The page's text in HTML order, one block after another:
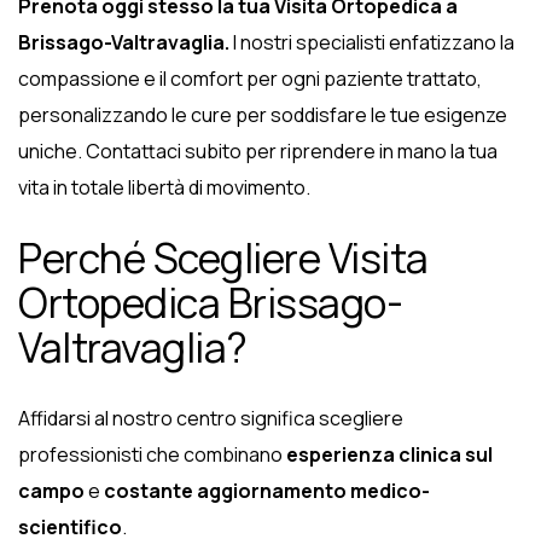
Prenota oggi stesso la tua Visita Ortopedica a
Brissago-Valtravaglia.I nostri specialisti enfatizzano la
compassione e il comfort per ogni paziente trattato,
personalizzando le cure per soddisfare le tue esigenze
uniche. Contattaci subito per riprendere in mano la tua
vita in totale libertà di movimento.
Perché Scegliere Visita
Ortopedica Brissago-
Valtravaglia?
Affidarsi al nostro centro significa scegliere
professionisti che combinano esperienza clinica sul
campoe costante aggiornamento medico-
scientifico.